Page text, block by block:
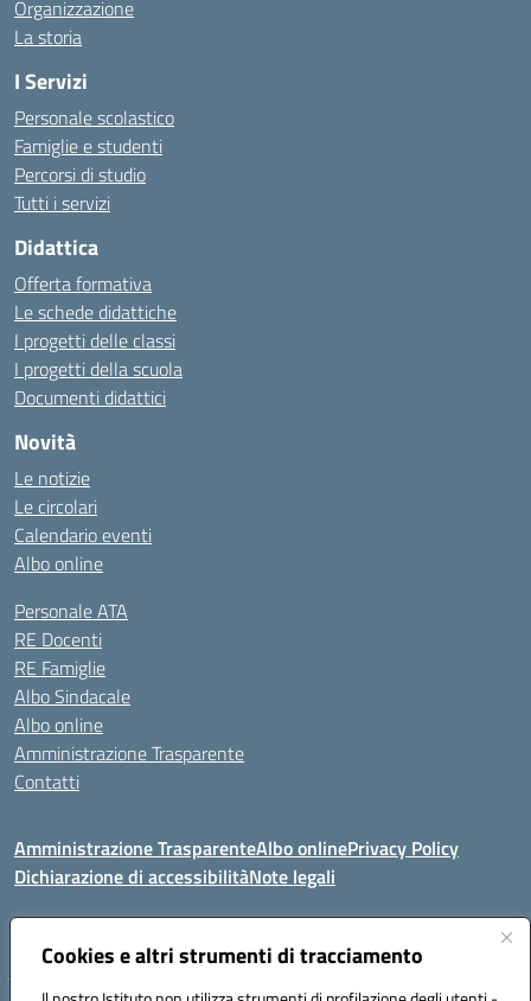
Cookies e altri strumenti di tracciamento
Organizzazione
La storia
I Servizi
Personale scolastico
Famiglie e studenti
Percorsi di studio
Tutti i servizi
Didattica
Offerta formativa
Le schede didattiche
I progetti delle classi
I progetti della scuola
Documenti didattici
Novità
Le notizie
Le circolari
Calendario eventi
Albo online
Personale ATA
RE Docenti
RE Famiglie
Albo Sindacale
Albo online
Amministrazione Trasparente
Contatti
Amministrazione TrasparenteAlbo onlinePrivacy Policy
Dichiarazione di accessibilitàNote legali